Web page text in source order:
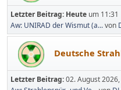
Letzter Beitrag: Heute um 11:31
Aw: UNIRAD der Wismut (a...von
Deutsche
Letzter Beitrag:02. August